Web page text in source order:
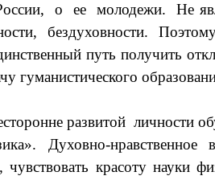
о ее молодежи. Не
бездуховности.
путь получить
гуманистического
развитой личности
Духовно-нравственное
красоту науки